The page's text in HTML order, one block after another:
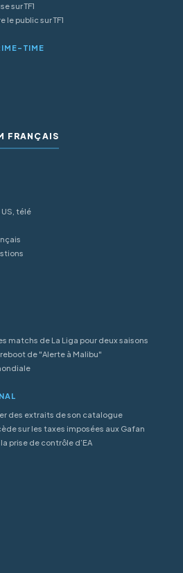
sur TF1
le public sur TF1
TIME
FRANÇAIS
télé
matchs de La Liga pour deux saisons
de "Alerte à Malibu"
des extraits de son catalogue
sur les taxes imposées aux Gafan
prise de contrôle d’EA